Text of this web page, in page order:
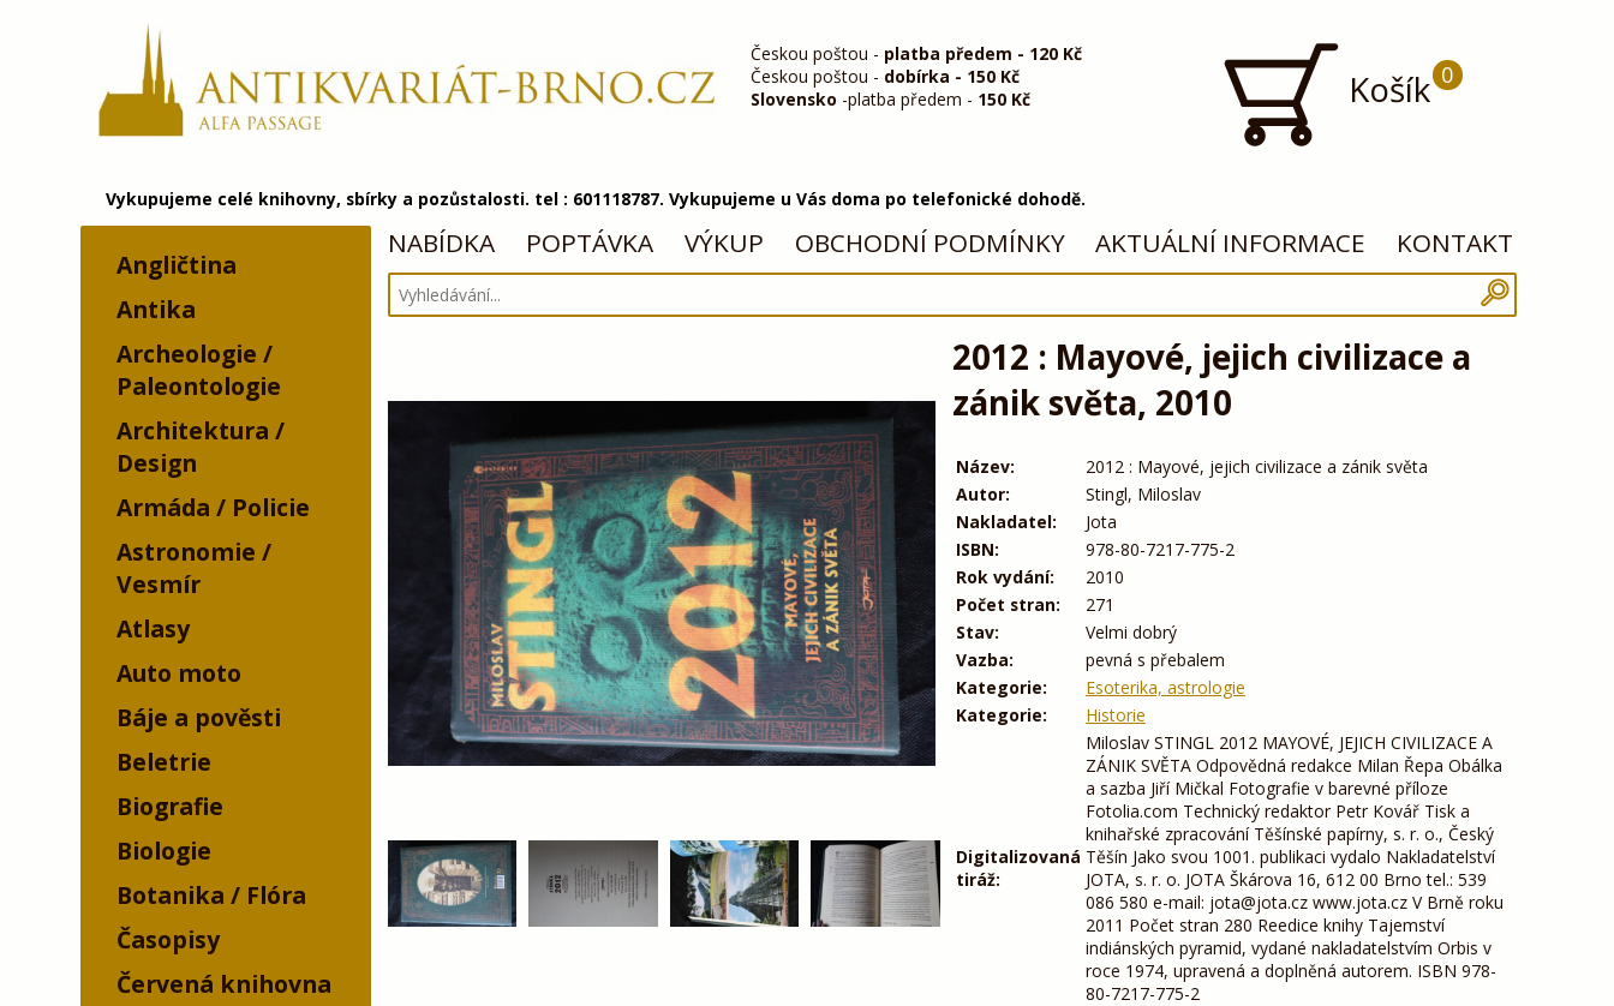
Českou poštou - platba předem - 120 Kč
Českou poštou - dobírka - 150 Kč
Slovensko -platba předem - 150 Kč Košík 0
Vykupujeme celé knihovny, sbírky a pozůstalosti. tel : 601118787. Vykupujeme u Vás doma po telefonické dohodě.
Angličtina
Antika
Archeologie /
Paleontologie
Architektura /
Design
Armáda / Policie
Astronomie /
Vesmír
Atlasy
Auto moto
Báje a pověsti
Beletrie
Biografie
Biologie
Botanika / Flóra
Časopisy
Červená knihovna
NABÍDKA POPTÁVKA VÝKUP OBCHODNÍ PODMÍNKY AKTUÁLNÍ INFORMACE KONTAKT
2012 : Mayové, jejich civilizace a
zánik světa, 2010
Název:
2012 : Mayové, jejich civilizace a zánik světa
Autor:
Stingl, Miloslav
Nakladatel:
Jota
ISBN:
978-80-7217-775-2
Rok vydání:
2010
Počet stran:
271
Stav:
Velmi dobrý
Vazba:
pevná s přebalem
Kategorie:
Esoterika, astrologie
Kategorie:
Historie
Digitalizovaná
tiráž:
Miloslav STINGL 2012 MAYOVÉ, JEJICH CIVILIZACE A
ZÁNIK SVĚTA Odpovědná redakce Milan Řepa Obálka
a sazba Jiří Mičkal Fotografie v barevné příloze
Fotolia.com Technický redaktor Petr Kovář Tisk a
knihařské zpracování Těšínské papírny, s. r. o., Český
Těšín Jako svou 1001. publikaci vydalo Nakladatelství
JOTA, s. r. o. JOTA Škárova 16, 612 00 Brno tel.: 539
086 580 e-mail: jota@jota.cz www.jota.cz V Brně roku
2011 Počet stran 280 Reedice knihy Tajemství
indiánských pyramid, vydané nakladatelstvím Orbis v
roce 1974, upravená a doplněná autorem. ISBN 978-
80-7217-775-2